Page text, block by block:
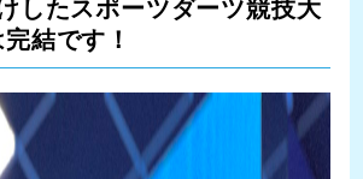
したスポーツダーツ競技大
結です！